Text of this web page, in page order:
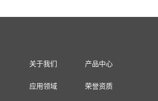
关于我们 产品中心
应用领域 荣誉资质